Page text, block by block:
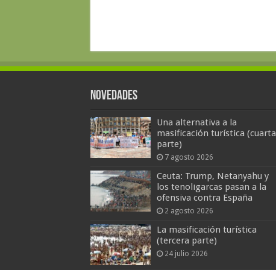
Novedades
Una alternativa a la
masificación turística (cuarta
parte)
7 agosto 2026
Ceuta: Trump, Netanyahu y
los tenoligarcas pasan a la
ofensiva contra España
2 agosto 2026
La masificación turística
(tercera parte)
24 julio 2026